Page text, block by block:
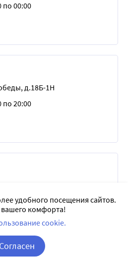
по 00:00
д.18Б-1Н
по 20:00
по 21:00
удобного посещения сайтов.
комфорта!
cookie.
Согласен